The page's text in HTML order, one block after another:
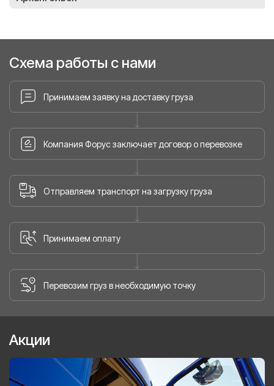
Схема работы с нами
Принимаем заявку на доставку груза
Компания Форус заключает договор о перевозке
Отправляем транспорт на загрузку груза
Принимаем оплату
Перевозим груз в необходимую точку
Акции